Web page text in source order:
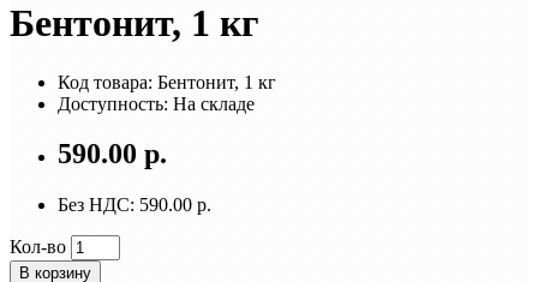
Бентонит, 1 кг
Код товара: Бентонит, 1 кг
Доступность: На складе
590.00 р.
Без НДС: 590.00 р.
Кол-во
В корзину